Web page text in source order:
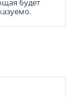
будет